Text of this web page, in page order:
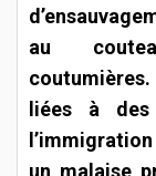
au
coutumières.
liées à des
un malaise